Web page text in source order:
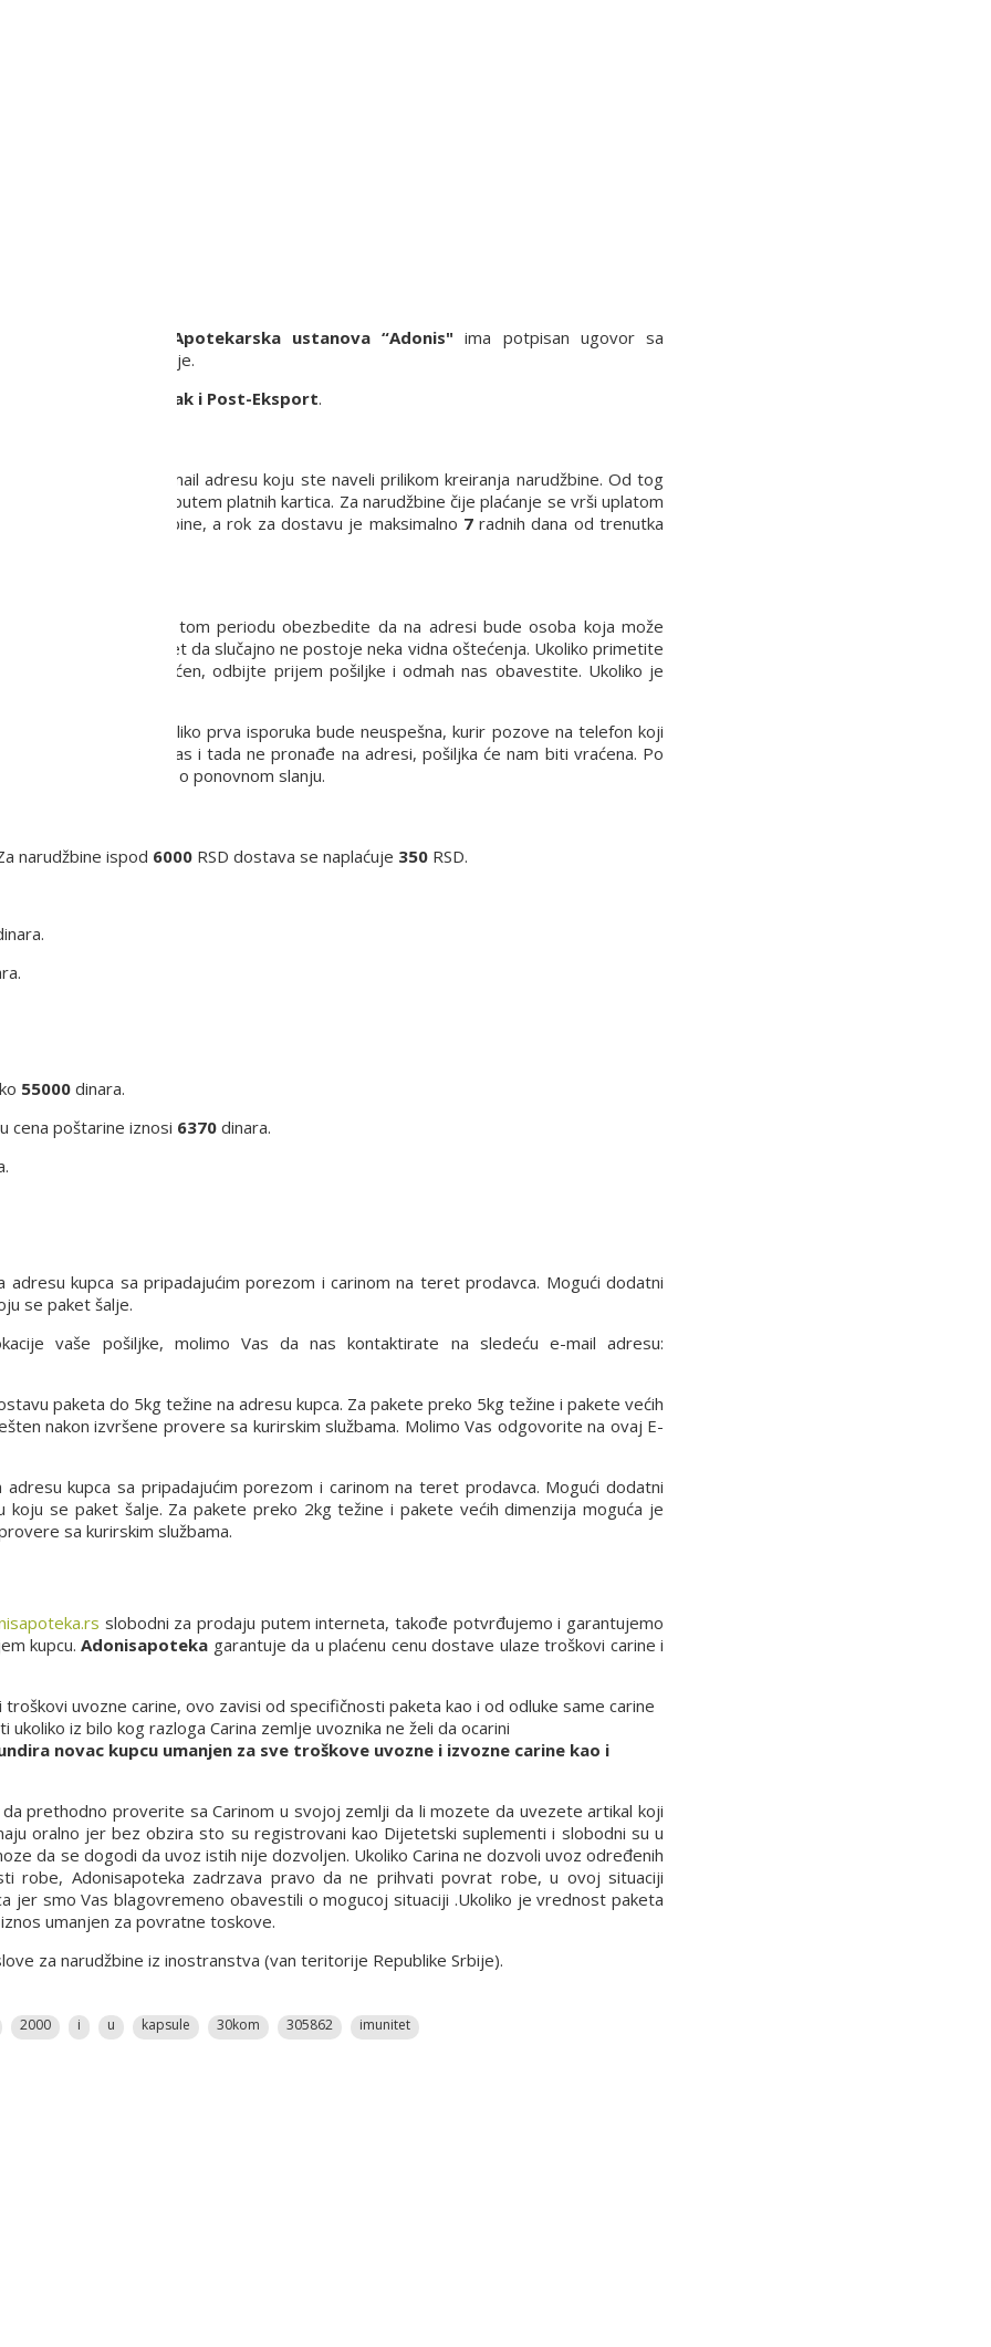
Apotekarska ustanova “Adonis" ima potpisan ugovor sa
Republike Srbije.
usluge
Post-Pak i Post-Eksport.
na Vašu e-mail adresu koju ste naveli prilikom kreiranja narudžbine. Od tog
robe pouzećem ili putem platnih kartica. Za narudžbine čije plaćanje se vrši uplatom
sa potvrdom narudžbine, a rok za dostavu je maksimalno 7radnih dana od trenutka
h. Molimo Vas da u tom periodu obezbedite da na adresi bude osoba koja može
pregledate paket da slučajno ne postoje neka vidna oštećenja. Ukoliko primetite
možda oštećen, odbijte prijem pošiljke i odmah nas obavestite. Ukoliko je
kuriru adresnicu.
praksa je da Vas, ukoliko prva isporuka bude neuspešna, kurir pozove na telefon koji
dostavu. Ukoliko Vas i tada ne pronađe na adresi, pošiljka će nam biti vraćena. Po
i dogovoriti se o ponovnom slanju.
narudžbine ispod 6000 RSD dostava se naplaćuje 350 RSD.
55000 dinara.
cena poštarine iznosi 6370 dinara.
kupca sa pripadajućim porezom i carinom na teret prodavca. Mogući dodatni
se paket šalje.
vaše pošiljke, molimo Vas da nas kontaktirate na sledeću e-mail adresu:
paketa do 5kg težine na adresu kupca. Za pakete preko 5kg težine i pakete većih
nakon izvršene provere sa kurirskim službama. Molimo Vas odgovorite na ovaj E-
kupca sa pripadajućim porezom i carinom na teret prodavca. Mogući dodatni
se paket šalje. Za pakete preko 2kg težine i pakete većih dimenzija moguća je
sa kurirskim službama.
slobodni za prodaju putem interneta, takođe potvrđujemo i garantujemo
kupcu.Adonisapoteka garantuje da u plaćenu cenu dostave ulaze troškovi carine i
uvozne carine, ovo zavisi od specifičnosti paketa kao i od odluke same carine
iz bilo kog razloga Carina zemlje uvoznika ne želi da ocarini
novac kupcu umanjen za sve troškove uvozne i izvozne carine kao i
prethodno proverite sa Carinom u svojoj zemlji da li mozete da uvezete artikal koji
oralno jer bez obzira sto su registrovani kao Dijetetski suplementi i slobodni su u
da se dogodi da uvoz istih nije dozvoljen. Ukoliko Carina ne dozvoli uvoz određenih
robe, Adonisapoteka zadrzava pravo da ne prihvati povrat robe, u ovoj situaciji
jer smo Vas blagovremeno obavestili o mogucoj situaciji .Ukoliko je vrednost paketa
umanjen za povratne toskove.
za narudžbine iz inostranstva (van teritorije Republike Srbije).
2000 i u kapsule 30kom 305862 imunitet